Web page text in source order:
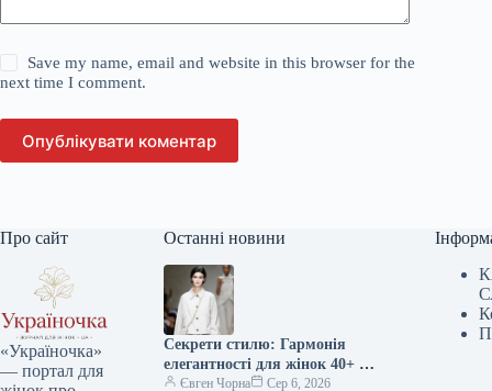
Save my name, email and website in this browser for the
next time I comment.
Опублікувати коментар
Про сайт
«Україночка»
— портал для
Останні новини
Секрети стилю: Гармонія
елегантності для жінок 40+ від
топ-стилістки
Євген Чорна Сер 6, 2026